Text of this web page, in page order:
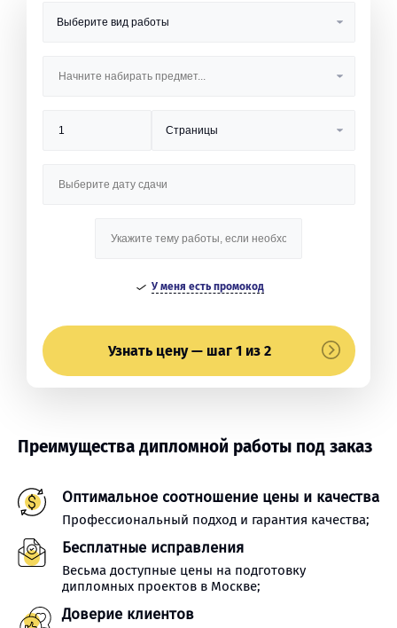
У меня есть промокод
Узнать цену — шаг 1 из 2
Преимущества дипломной работы под заказ
Оптимальное соотношение цены и качества
Профессиональный подход и гарантия качества;
Бесплатные исправления
Весьма доступные цены на подготовку
дипломных проектов в Москве;
Доверие клиентов